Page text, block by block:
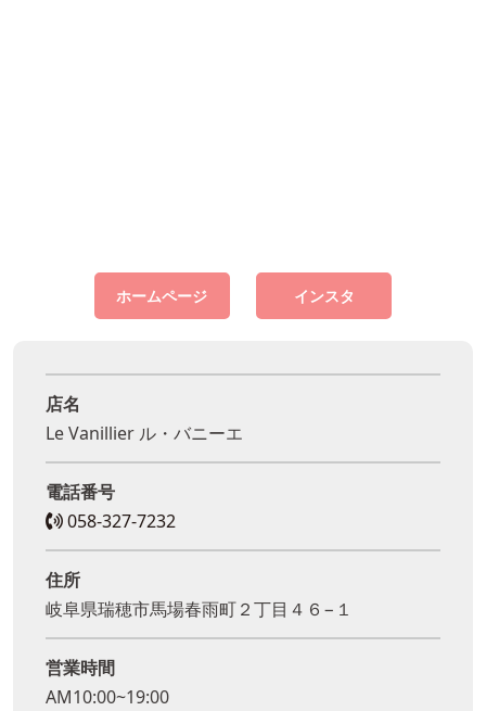
ホームページ インスタ
店名
Le Vanillier ル・バニーエ
電話番号
058-327-7232
住所
岐阜県瑞穂市馬場春雨町２丁目４６−１
営業時間
AM10:00~19:00